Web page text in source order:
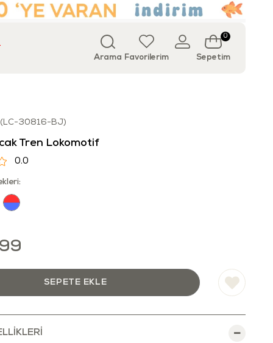
Arama Sepetim
0
Favorilerim
(LC-30816-BJ)
Tren Lokomotif
0.0